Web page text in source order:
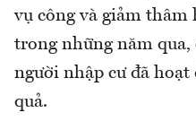
vụ công và giảm thâm
trong những năm
người nhập cư đã
quả.